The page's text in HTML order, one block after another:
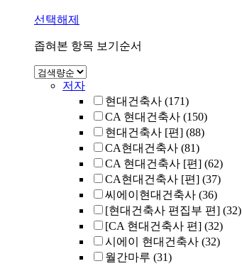
선택해제
좁혀본 항목 보기순서
저자
현대건축사 (171)
CA 현대건축사 (150)
현대건축사 [편] (88)
CA현대건축사 (81)
CA 현대건축사 [편] (62)
CA현대건축사 [편] (37)
씨에이현대건축사 (36)
[현대건축사 편집부 편] (32)
[CA 현대건축사 편] (32)
시에이 현대건축사 (32)
월간마루 (31)